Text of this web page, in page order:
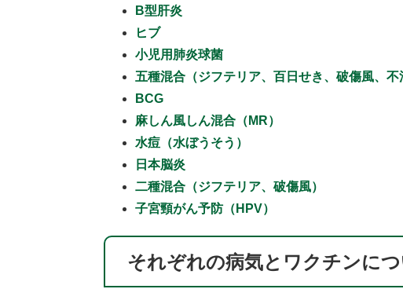
B型肝炎
ヒブ
小児用肺炎球菌
五種混合（ジフテリア、百日せき、破傷風、不
BCG
麻しん風しん混合（MR）
水痘（水ぼうそう）
日本脳炎
二種混合（ジフテリア、破傷風）
子宮頸がん予防（HPV）
それぞれの病気とワクチンに